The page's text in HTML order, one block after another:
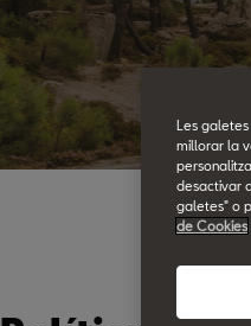
Les galetes
millorar la
desactivar
galetes" o
de Cookies